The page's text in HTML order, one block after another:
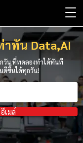
าทัน Data,AI
วัน ที่ทดลองทำได้ทันที
ดีขึ้นได้ทุกวัน!
เมล์